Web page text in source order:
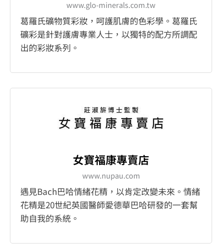
www.glo-minerals.com.tw
葛羅氏礦物質彩妝，呵護肌膚的色彩學。葛羅氏
礦彩是針對護膚專業人士，以獨特的配方所調配
出的彩妝系列。
女寶福康專賣店
www.nupau.com
遇見Bach巴哈情緒花精，以肯定改變未來。情緒
花精是20世紀英國醫師愛德華巴哈研發的一套幫
助自我的系統。